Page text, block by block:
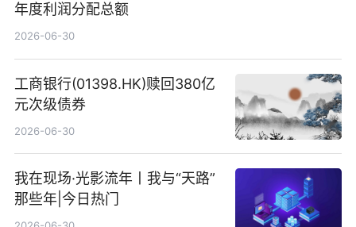
年度利润分配总额
2026-06-30
工商银行(01398.HK)赎回380亿
元次级债券
2026-06-30
我在现场·光影流年丨我与“天路”
那些年|今日热门